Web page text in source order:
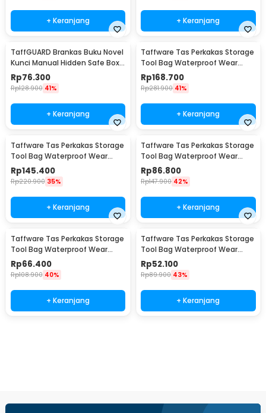
+ Keranjang + Keranjang
TaffGUARD Brankas Buku Novel
Kunci Manual Hidden Safe Box
Size L Love - KB-20L
Rp76.300
Rp128.900 41%
+ Keranjang
Taffware Tas Perkakas Storage
Tool Bag Waterproof Wear
Resistant 23 Inch - A02584
Rp168.700
Rp281.900 41%
+ Keranjang
Taffware Tas Perkakas Storage
Tool Bag Waterproof Wear
Resistant 21 Inch - A02584
Rp145.400
Rp220.900 35%
+ Keranjang
Taffware Tas Perkakas Storage
Tool Bag Waterproof Wear
Resistant 18 Inch - A03403
Rp86.800
Rp147.900 42%
+ Keranjang
Taffware Tas Perkakas Storage
Tool Bag Waterproof Wear
Resistant 16 Inch - A03403
Rp66.400
Rp108.900 40%
+ Keranjang
Taffware Tas Perkakas Storage
Tool Bag Waterproof Wear
Resistant 13 Inch - A03403
Rp52.100
Rp89.900 43%
+ Keranjang